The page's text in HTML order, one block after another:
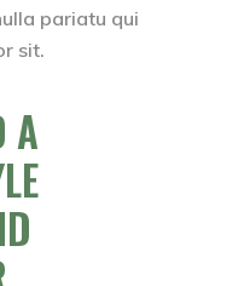
pariatu qui
sit.
A